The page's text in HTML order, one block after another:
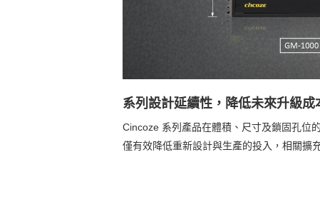
系列設計延續性，降低未來升級成
Cincoze 系列產品在體積、尺寸及鎖固孔位
僅有效降低重新設計與生產的投入，相關擴